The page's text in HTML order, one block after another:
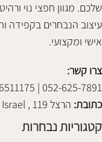
שלכם. מגוון חפצי נוי
עיצוב הנבחרים בקפידה
אישי ומקצועי.
צרו קשר:
052-625-7891 | 086511175
כתובת: הרצל 119 , Rehovot, Israel
קטגוריות נבחרות